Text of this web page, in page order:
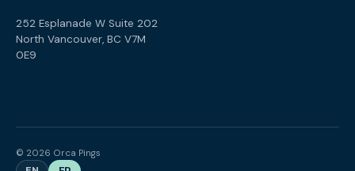
252 Esplanade W Suite 202
North Vancouver, BC V7M
0E9
© 2026 Orca Pings